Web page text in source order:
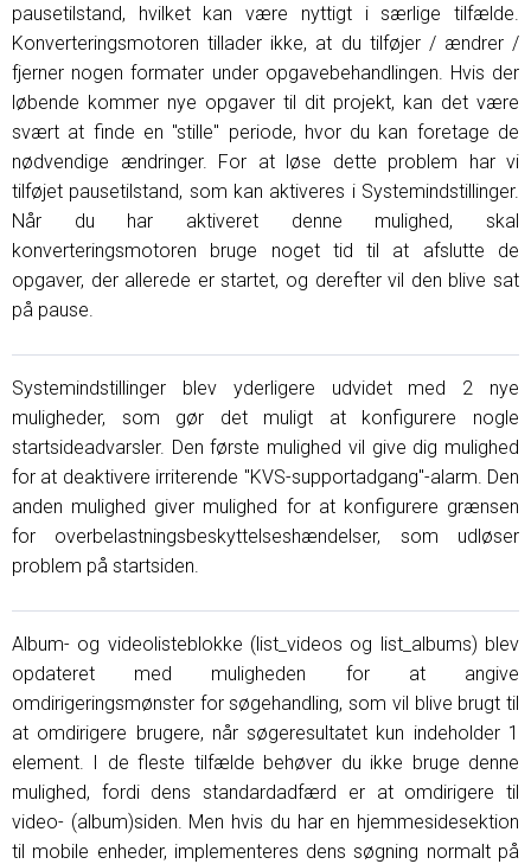
pausetilstand, hvilket kan være nyttigt i særlige tilfælde.
Konverteringsmotoren tillader ikke, at du tilføjer / ændrer /
fjerner nogen formater under opgavebehandlingen. Hvis der
løbende kommer nye opgaver til dit projekt, kan det være
svært at finde en "stille" periode, hvor du kan foretage de
nødvendige ændringer. For at løse dette problem har vi
tilføjet pausetilstand, som kan aktiveres i Systemindstillinger.
Når du har aktiveret denne mulighed, skal
konverteringsmotoren bruge noget tid til at afslutte de
opgaver, der allerede er startet, og derefter vil den blive sat
på pause.
Systemindstillinger blev yderligere udvidet med 2 nye
muligheder, som gør det muligt at konfigurere nogle
startsideadvarsler. Den første mulighed vil give dig mulighed
for at deaktivere irriterende "KVS-supportadgang"-alarm. Den
anden mulighed giver mulighed for at konfigurere grænsen
for overbelastningsbeskyttelseshændelser, som udløser
problem på startsiden.
Album- og videolisteblokke (list_videos og list_albums) blev
opdateret med muligheden for at angive
omdirigeringsmønster for søgehandling, som vil blive brugt til
at omdirigere brugere, når søgeresultatet kun indeholder 1
element. I de fleste tilfælde behøver du ikke bruge denne
mulighed, fordi dens standardadfærd er at omdirigere til
video- (album)siden. Men hvis du har en hjemmesidesektion
til mobile enheder, implementeres dens søgning normalt på